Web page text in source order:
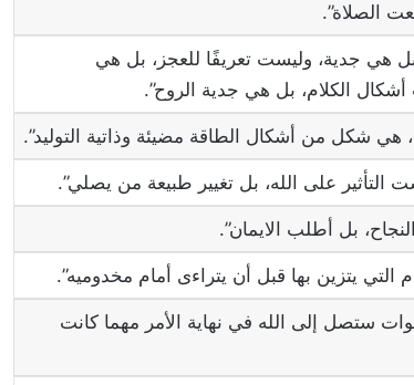
الصلاة”.
هي جدية، وليست تعريفًا للعجز، بل هي
الكلام، بل هي جدية الروح”.
هي شكل من أشكال الطاقة مضيئة وذاتية التوليد”.
التأثير على الله، بل تغيير طبيعة من يصلي”.
بل أطلب الايمان”.
التي يتزين بها قبل أن يتراءى أمام مخدوميه”.
ستصل إلى الله في نهاية الأمر مهما كانت